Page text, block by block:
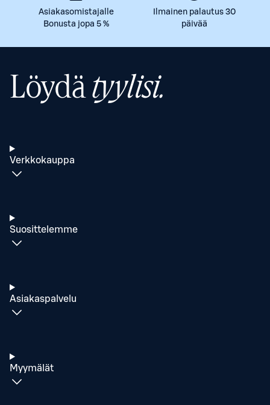
Asiakasomistajalle
Bonusta jopa 5 %
Ilmainen palautus 30
päivää
Löydätyylisi.
Verkkokauppa
Suosittelemme
Asiakaspalvelu
Myymälät